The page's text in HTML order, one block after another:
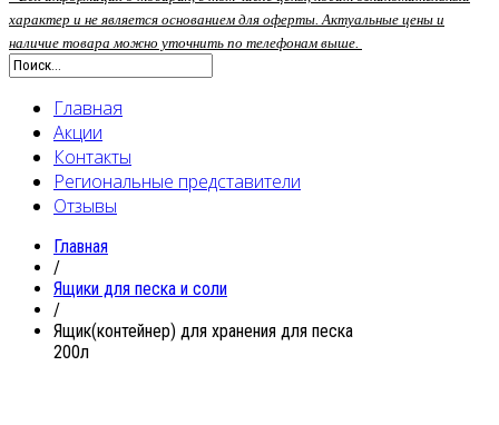
характер и не является основанием для оферты. Актуальные цены и
наличие товара можно уточнить по телефонам выше.
Главная
Акции
Контакты
Региональные представители
Отзывы
Главная
/
Ящики для песка и соли
/
Ящик(контейнер) для хранения для песка
200л